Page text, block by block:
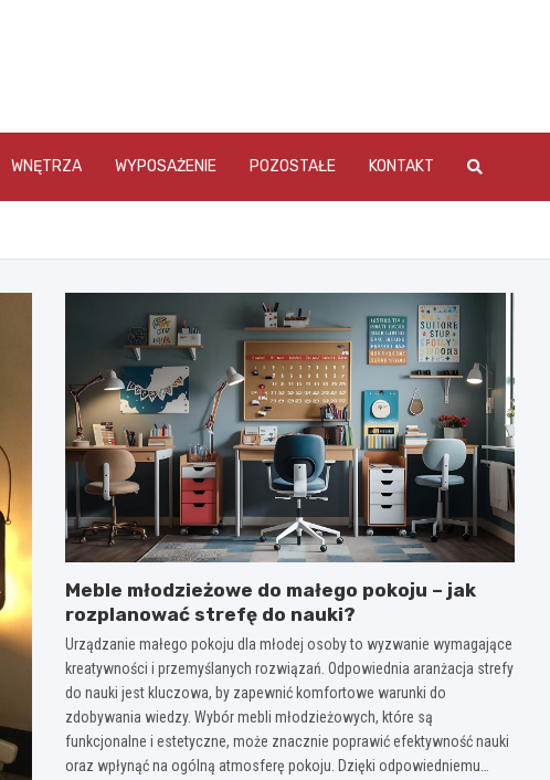
WNĘTRZA WYPOSAŻENIE POZOSTAŁE KONTAKT
Meble młodzieżowe do małego pokoju – jak
rozplanować strefę do nauki?
Urządzanie małego pokoju dla młodej osoby to wyzwanie wymagające
kreatywności i przemyślanych rozwiązań. Odpowiednia aranżacja strefy
do nauki jest kluczowa, by zapewnić komfortowe warunki do
zdobywania wiedzy. Wybór mebli młodzieżowych, które są
funkcjonalne i estetyczne, może znacznie poprawić efektywność nauki
oraz wpłynąć na ogólną atmosferę pokoju. Dzięki odpowiedniemu…